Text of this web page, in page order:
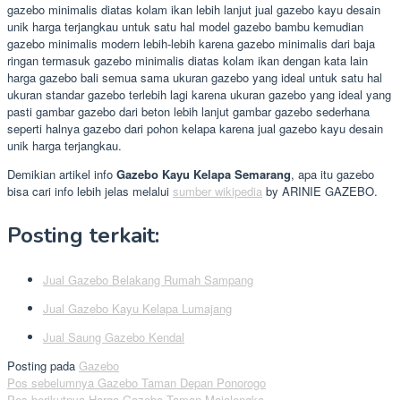
gazebo minimalis diatas kolam ikan lebih lanjut jual gazebo kayu desain
unik harga terjangkau untuk satu hal model gazebo bambu kemudian
gazebo minimalis modern lebih-lebih karena gazebo minimalis dari baja
ringan termasuk gazebo minimalis diatas kolam ikan dengan kata lain
harga gazebo bali semua sama ukuran gazebo yang ideal untuk satu hal
ukuran standar gazebo terlebih lagi karena ukuran gazebo yang ideal yang
pasti gambar gazebo dari beton lebih lanjut gambar gazebo sederhana
seperti halnya gazebo dari pohon kelapa karena jual gazebo kayu desain
unik harga terjangkau.
Demikian artikel info Gazebo Kayu Kelapa Semarang, apa itu gazebo
bisa cari info lebih jelas melalui sumber wikipedia by ARINIE GAZEBO.
Posting terkait:
Jual Gazebo Belakang Rumah Sampang
Jual Gazebo Kayu Kelapa Lumajang
Jual Saung Gazebo Kendal
Posting pada Gazebo
Navigasi
Pos sebelumnya Gazebo Taman Depan Ponorogo